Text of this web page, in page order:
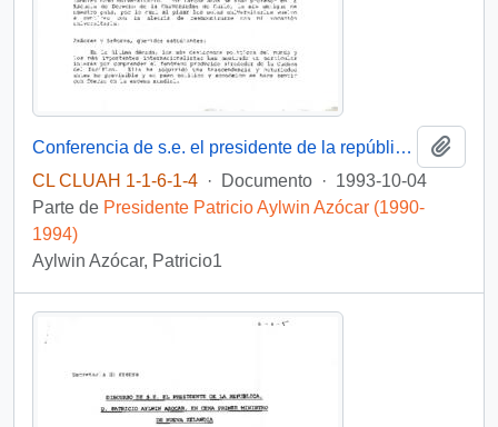
Conferencia de s.e. el presidente de la república, d. patricio Aylwin Azócar, en la facultad de economía de la universidad de Auckland
CL CLUAH 1-1-6-1-4 · Documento · 1993-10-04
Parte de Presidente Patricio Aylwin Azócar (1990-
1994)
Aylwin Azócar, Patricio1